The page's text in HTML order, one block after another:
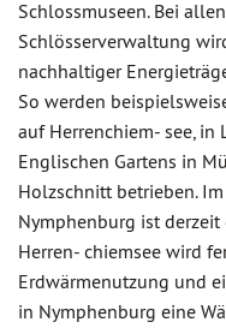
Schlossmuseen. Bei
Schlösserverwaltung
nachhaltiger
So werden
auf Herrenchiem- see,
Englischen Gartens in
Holzschnitt betrieben.
Nymphenburg ist
Herren- chiemsee wird
Erdwärmenutzung und
in Nymphenburg eine